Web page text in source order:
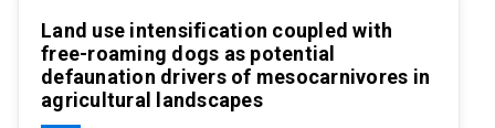
Land use intensification coupled with
free-roaming dogs as potential
defaunation drivers of mesocarnivores in
agricultural landscapes